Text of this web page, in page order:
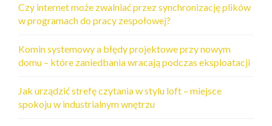
s
a
c
h
Czy internet może zwalniać przez synchronizację plików
w programach do pracy zespołowej?
Komin systemowy a błędy projektowe przy nowym
domu – które zaniedbania wracają podczas eksploatacji
Jak urządzić strefę czytania w stylu loft – miejsce
spokoju w industrialnym wnętrzu